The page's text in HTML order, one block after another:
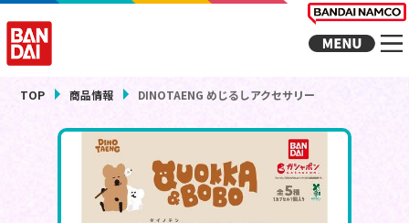
TOP 商品情報 DINOTAENG めじるしアクセサリー